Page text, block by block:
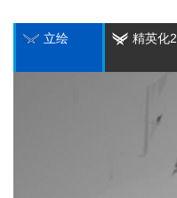
立绘 精英化2